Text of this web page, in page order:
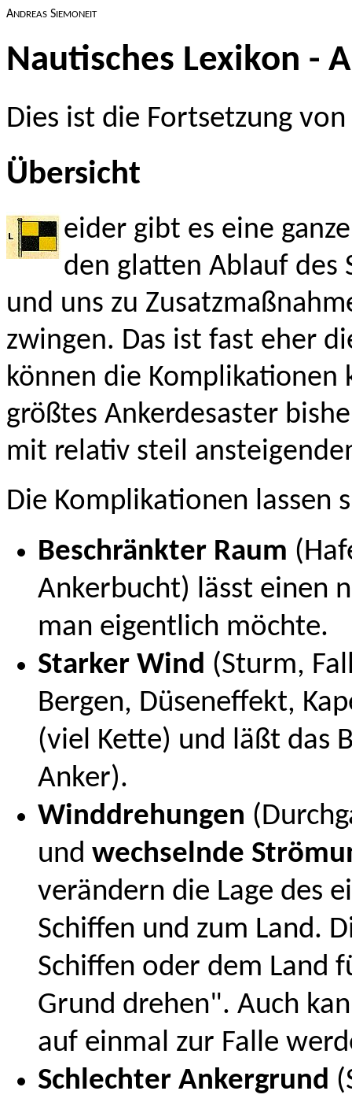
ANDREAS SIEMONEIT
Nautisches Lexikon -
Dies ist die Fortsetzung von
Übersicht
eider gibt es eine
den glatten Ablauf des
und uns zu
zwingen. Das ist fast eher
können die
größtes Ankerdesaster
mit relativ steil
Die Komplikationen lassen
Beschränkter Raum
Ankerbucht) lässt einen
man eigentlich möchte.
Starker Wind (Sturm,
Bergen, Düseneffekt,
(viel Kette) und läßt das
Anker).
Winddrehungen
und wechselnde
verändern die Lage des
Schiffen und zum Land.
Schiffen oder dem Land
Grund drehen". Auch
auf einmal zur Falle
Schlechter Ankergrund